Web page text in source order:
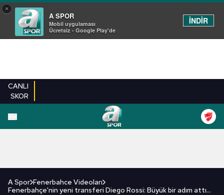
×
A SPOR
Mobil uygulaması
Ücretsiz - Google Play'de
İNDİR
CANLI
SKOR
FUTBOL
A Spor Fenerbahce Videoları
Fenerbahçe'nin yeni transferi Diego Rossi: Büyük bir adım attım | İZLEYİN